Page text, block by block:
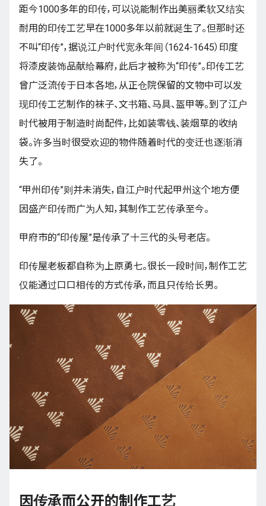
距今1000多年的印传，可以说能制作出美丽柔软又结实
耐用的印传工艺早在1000多年以前就诞生了。但那时还
不叫“印传”，据说江户时代宽永年间（1624-1645）印度
将漆皮装饰品献给幕府，此后才被称为“印传”。印传工艺
曾广泛流传于日本各地，从正仓院保留的文物中可以发
现印传工艺制作的袜子、文书箱、马具、盔甲等。到了江户
时代被用于制造时尚配件，比如装零钱、装烟草的收纳
袋。许多当时很受欢迎的物件随着时代的变迁也逐渐消
失了。
“甲州印传”则并未消失，自江户时代起甲州这个地方便
因盛产印传而广为人知，其制作工艺传承至今。
甲府市的“印传屋”是传承了十三代的头号老店。
印传屋老板都自称为上原勇七。很长一段时间，制作工艺
仅能通过口口相传的方式传承，而且只传给长男。
因传承而公开的制作工艺